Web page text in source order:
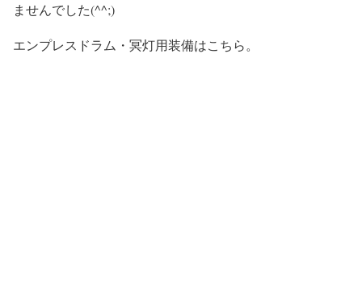
ませんでした(^^;)
エンプレスドラム・冥灯用装備はこちら。